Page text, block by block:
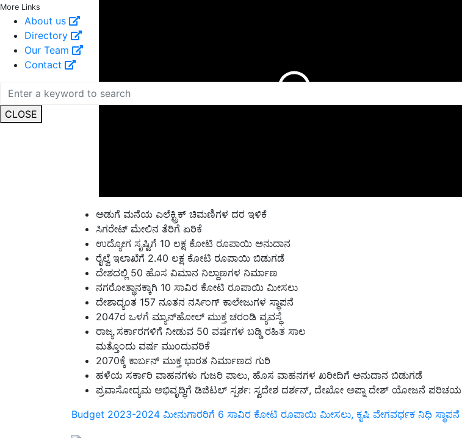
More Links
About us
Directory
Our Team
Contact
CLOSE
ಅಡುಗೆ ಮನೆಯ ಎಲೆಕ್ಟ್ರಿಕ್ ಚಿಮಣಿಗಳ ದರ ಇಳಿಕೆ
ಸಿಗರೇಟ್ ಮೇಲಿನ ತೆರಿಗೆ ಏರಿಕೆ
ಉದ್ಯೋಗ ಸೃಷ್ಟಿಗೆ 10 ಲಕ್ಷ ಕೋಟಿ ರೂಪಾಯಿ ಅನುದಾನ
ರೈಲ್ವೆ ಇಲಾಖೆಗೆ 2.40 ಲಕ್ಷ ಕೋಟಿ ರೂಪಾಯಿ ಬಿಡುಗಡೆ
ದೇಶದಲ್ಲಿ 50 ಹೊಸ ವಿಮಾನ ನಿಲ್ದಾಣಗಳ ನಿರ್ಮಾಣ
ನಗರೋತ್ಥಾನಕ್ಕಾಗಿ 10 ಸಾವಿರ ಕೋಟಿ ರೂಪಾಯಿ ಮೀಸಲು
ದೇಶಾದ್ಯಂತ 157 ನೂತನ ನರ್ಸಿಂಗ್ ಕಾಲೇಜುಗಳ ಸ್ಥಾಪನೆ
2047ರ ಒಳಗೆ ಮ್ಯಾನ್‌ಹೋಲ್ ಮುಕ್ತ ಚರಂಡಿ ವ್ಯವಸ್ಥೆ
ರಾಜ್ಯ ಸರ್ಕಾರಗಳಿಗೆ ನೀಡುವ 50 ವರ್ಷಗಳ ಬಡ್ಡಿ ರಹಿತ ಸಾಲ
ಮತ್ತೊಂದು ವರ್ಷ ಮುಂದುವರಿಕೆ
2070ಕ್ಕೆ ಕಾರ್ಬನ್ ಮುಕ್ತ ಭಾರತ ನಿರ್ಮಾಣದ ಗುರಿ
ಹಳೆಯ ಸರ್ಕಾರಿ ವಾಹನಗಳು ಗುಜರಿ ಪಾಲು, ಹೊಸ ವಾಹನಗಳ ಖರೀದಿಗೆ ಅನುದಾನ ಬಿಡುಗಡೆ
ಪ್ರವಾಸೋದ್ಯಮ ಅಭಿವೃದ್ಧಿಗೆ ಡಿಜಿಟಲ್ ಸ್ಪರ್ಶ: ಸ್ವದೇಶ ದರ್ಶನ್, ದೇಖೋ ಅಪ್ನಾ ದೇಶ್ ಯೋಜನೆ ಪರಿಚಯ
Budget 2023-2024 ಮೀನುಗಾರರಿಗೆ 6 ಸಾವಿರ ಕೋಟಿ ರೂಪಾಯಿ ಮೀಸಲು, ಕೃಷಿ ವೇಗವರ್ಧಕ ನಿಧಿ ಸ್ಥಾಪನೆ